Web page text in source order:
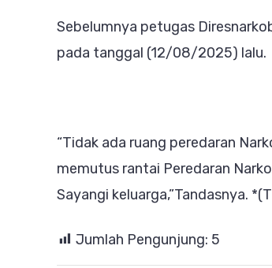
Sebelumnya petugas
pada tanggal (12/08/2025) lalu.
“Tidak ada ruang peredaran
memutus rantai Peredaran
Sayangi keluarga,”Tandasnya.
Jumlah Pengunjung: 5